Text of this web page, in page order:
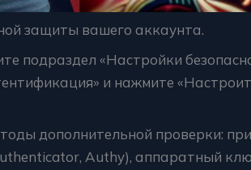
защиты вашего аккаунта.
подраздел «Настройки
и нажмите
дополнительной проверки:
Authy), аппаратный